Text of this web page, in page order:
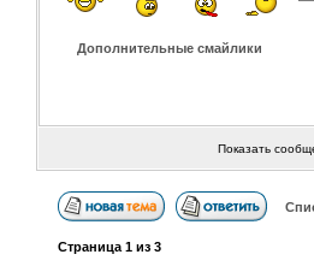
Дополнительные смайлики
Показать
Страница 1из 3